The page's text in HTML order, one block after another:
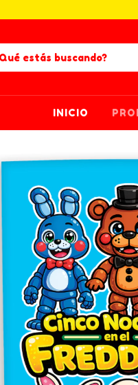
INICIO